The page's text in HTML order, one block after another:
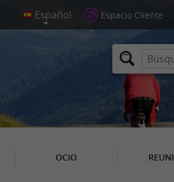
Espacio Cliente
OCIO